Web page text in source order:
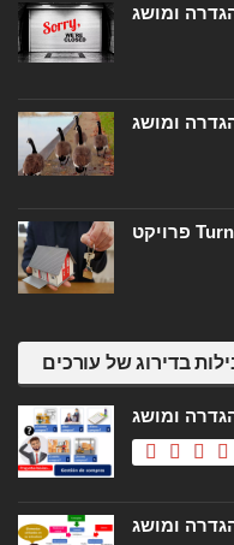
ומושג
ומושג
בדירוג של עורכים
ומושג
ומושג